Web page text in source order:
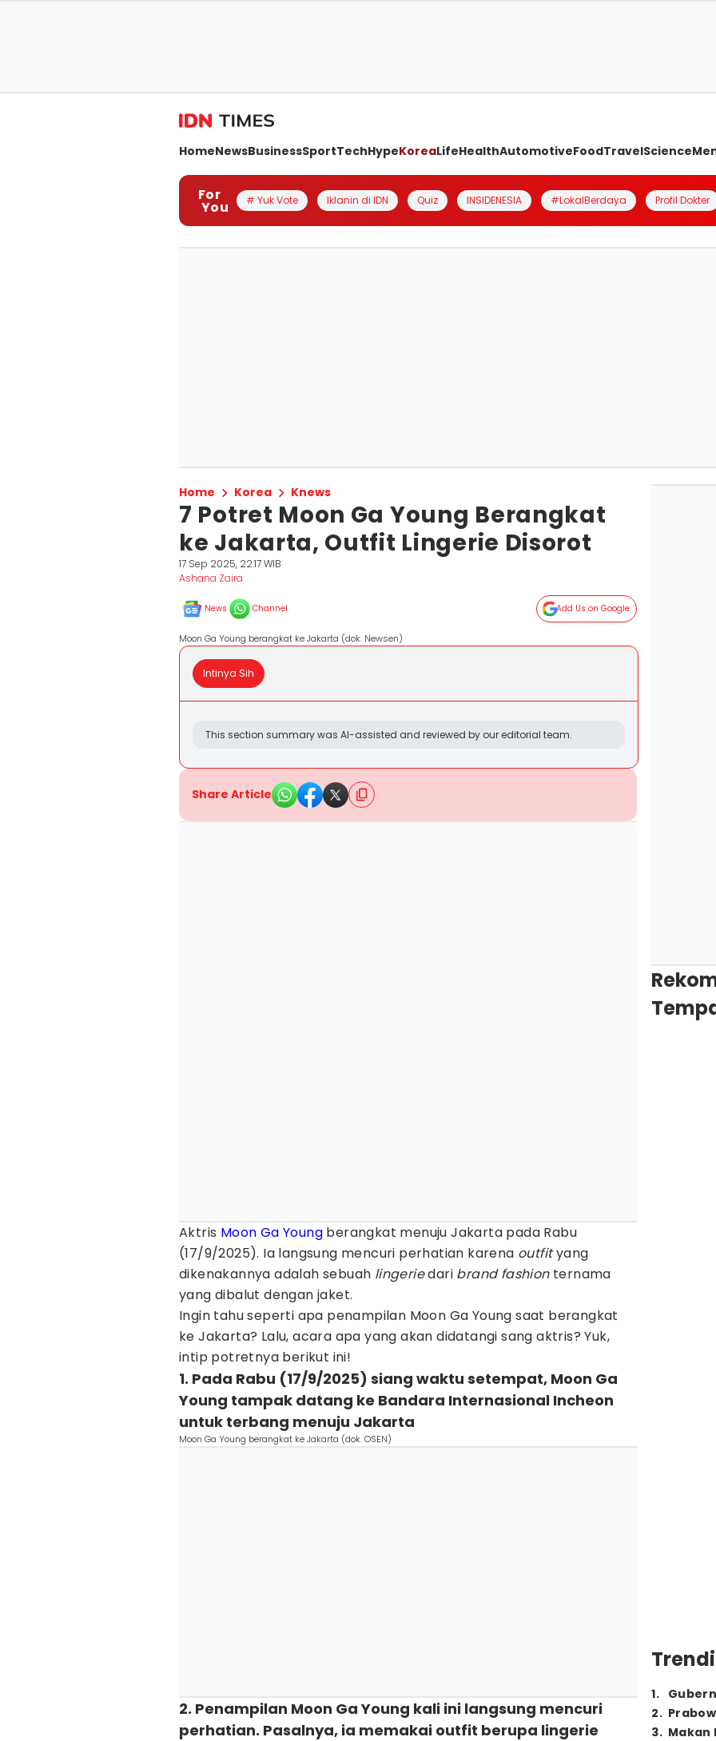
HomeNewsBusinessSportTechHypeKoreaLifeHealthAutomotiveFoodTravelScience
For
You # Yuk Vote Iklanin di IDN Quiz INSIDENESIA #LokalBerdaya Profil Dokter
Home Korea Knews
7 Potret Moon Ga Young Berangkat
ke Jakarta, Outfit Lingerie Disorot
17 Sep 2025, 22:17 WIB
Ashana Zaira
News Channel Add Us on Google
Moon Ga Young berangkat ke Jakarta (dok. Newsen)
Intinya Sih
This section summary was AI-assisted and reviewed by our editorial team.
Share Article
Aktris Moon Ga Young berangkat menuju Jakarta pada Rabu
(17/9/2025). Ia langsung mencuri perhatian karena outfityang
dikenakannya adalah sebuah lingeriedari brand fashionternama
yang dibalut dengan jaket.
Ingin tahu seperti apa penampilan Moon Ga Young saat berangkat
ke Jakarta? Lalu, acara apa yang akan didatangi sang aktris? Yuk,
intip potretnya berikut ini!
1. Pada Rabu (17/9/2025) siang waktu setempat, Moon Ga
Young tampak datang ke Bandara Internasional Incheon
untuk terbang menuju Jakarta
Moon Ga Young berangkat ke Jakarta (dok. OSEN)
2. Penampilan Moon Ga Young kali ini langsung mencuri
perhatian. Pasalnya, ia memakai outfit berupa lingerie
1.
2.
3. Makan